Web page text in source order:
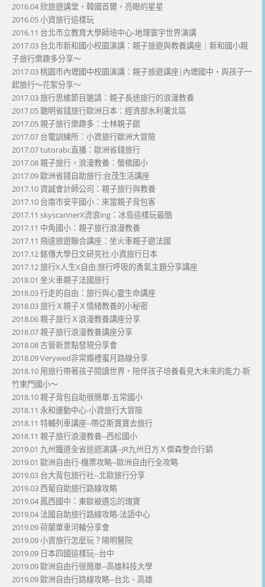
2016.04 欣旅遊講堂，韓國首爾，亮眼的星星
2016.05 小資旅行這樣玩
2016.11 台北市立教育大學師培中心-地理寰宇世界演講
2017.03 台北市新和國小校園演講：親子旅遊與教養講座｜新和國小親
子旅行樂趣多分享～
2017.03 桃園市內壢國中校園演講：親子旅遊講座|內壢國中・與孩子一
起旅行～花絮分享～
2017.03 旅行思維節目邀請：親子長途旅行的浪漫教養
2017.05 聰明省錢旅行歐洲日本：經濟部水利署北區
2017.05 親子旅行樂趣多：士林親子館
2017.07 台電訓練所：小資旅行歐洲大冒險
2017.07 tutorabc直播：歐洲省錢旅行
2017.08 親子旅行，浪漫教養：螢橋國小
2017.09 歐洲省錢自助旅行:台茂生活講座
2017.10 資誠會計師公司：親子旅行與教養
2017.10 台南市安平國小：來當親子背包客
2017.11 skyscannerX流浪ing：冰島這樣玩最酷
2017.11 中角國小：親子旅行浪漫教養
2017.11 飛達旅遊聯合講座：坐火車親子遊法國
2017.12 銘傳大學日文研究社:小資旅行日本
2017.12 旅行X人生X自由:旅行呼吸的勇氣主題分享講座
2018.01 坐火車親子法國旅行
2018.03 行走的自由：旅行與心靈生命講座
2018.03 旅行Ｘ親子Ｘ情緒教養的小秘密
2018.06 親子旅行Ｘ浪漫教養講座分享
2018.07 親子旅行浪漫教養講座分享
2018.08 古晉新景點發現分享會
2018.09 Verywed非常婚禮蜜月路線分享
2018.10 用旅行帶著孩子閱讀世界，陪伴孩子培養看見大未來的能力-新
竹東門國小～
2018.10 親子背包自助很簡單-五常國小
2018.11 永和運動中心-小資旅行大冒險
2018.11 特輔列車講座--帶亞斯寶寶去旅行
2018.11 親子旅行浪漫教養--西松國小
2019.01 九州鐵道全省巡迴演講--JR九州日方Ｘ傑森整合行銷
2019.01 歐洲自由行-機票攻略--歐洲自由行全攻略
2019.03 台大背包旅行社--北歐旅行分享
2019.03 西葡自助旅行路線攻略
2019.04 鳳西國中：東歐被遺忘的瑰寶
2019.04 法國自助旅行路線攻略-法語中心
2019.09 荷蘭單車河輪分享會
2019.09 小資旅行怎麼玩？陽明醫院
2019.09 日本四國這樣玩--台中
2019.09 歐洲自由行很簡單--高雄科技大學
2019.09 歐洲自由行路線攻略--台北、高雄